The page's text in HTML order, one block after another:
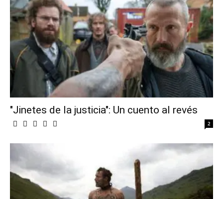
"Jinetes de la justicia": Un cuento al revés
2